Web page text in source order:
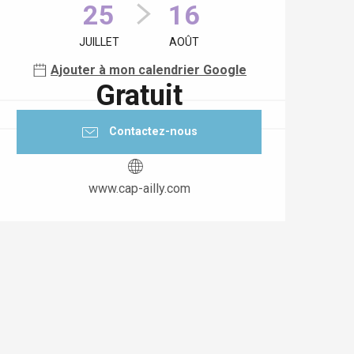
25
JUILLET
16
AOÛT
Ajouter à mon calendrier Google
Gratuit
Contactez-nous
www.cap-ailly.com